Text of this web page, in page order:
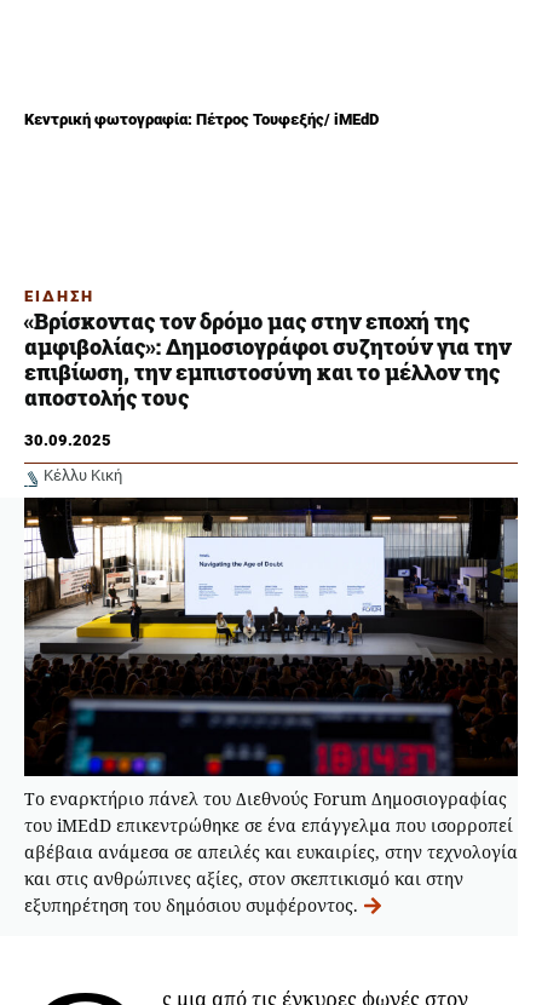
Κεντρική φωτογραφία: Πέτρος Τουφεξής/ iMEdD
ΕΙΔΗΣΗ
«Βρίσκοντας τον δρόμο μας στην εποχή της
αμφιβολίας»: Δημοσιογράφοι συζητούν για την
επιβίωση, την εμπιστοσύνη και το μέλλον της
αποστολής τους
30.09.2025
Κέλλυ Κική
Το εναρκτήριο πάνελ του Διεθνούς Forum Δημοσιογραφίας
του iMEdD επικεντρώθηκε σε ένα επάγγελμα που ισορροπεί
αβέβαια ανάμεσα σε απειλές και ευκαιρίες, στην τεχνολογία
και στις ανθρώπινες αξίες, στον σκεπτικισμό και στην
εξυπηρέτηση του δημόσιου συμφέροντος.
ς μια από τις έγκυρες φωνές στον